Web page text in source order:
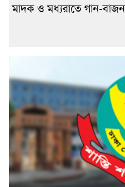
মাদক ও মধ্যরাতে গান-